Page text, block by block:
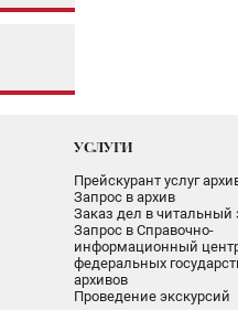
УСЛУГИ
Прейскурант услуг
Запрос в архив
Заказ дел в читальный
Запрос в Справочно-
информационный
федеральных
архивов
Проведение экскурсий